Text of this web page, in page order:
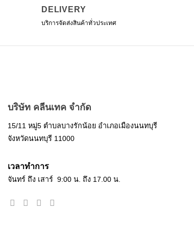
DELIVERY
บริการจัดส่งสินค้าทั่วประเทศ
บริษัท คลีนเทค จำกัด
15/11 หมู่5 ตำบลบางรักน้อย อำเภอเมืองนนทบุรี
จังหวัดนนทบุรี 11000
เวลาทำการ
จันทร์ ถึง เสาร์ 9:00 น. ถึง 17.00 น.